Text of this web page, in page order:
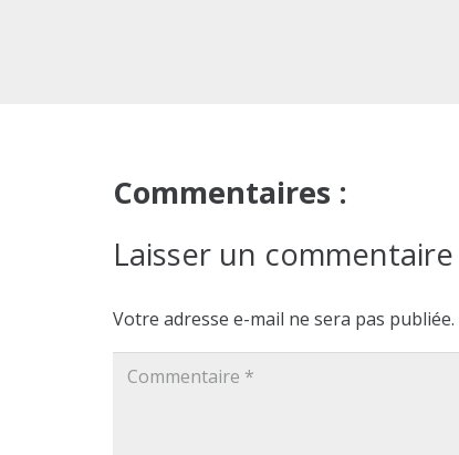
Commentaires :
Laisser un commentaire
Votre adresse e-mail ne sera pas publiée.